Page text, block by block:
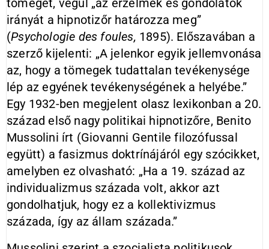
tömeget, végül „az érzelmek és gondolatok
irányát a hipnotizőr határozza meg”
(Psychologie des foules, 1895). Előszavában a
szerző kijelenti: „A jelenkor egyik jellemvonása
az, hogy a tömegek tudattalan tevékenysége
lép az egyének tevékenységének a helyébe.”
Egy 1932-ben megjelent olasz lexikonban a 20.
század első nagy politikai hipnotizőre, Benito
Mussolini írt (Giovanni Gentile filozófussal
együtt) a fasizmus doktrínájáról egy szócikket,
amelyben ez olvasható: „Ha a 19. század az
individualizmus százada volt, akkor azt
gondolhatjuk, hogy ez a kollektivizmus
százada, így az állam százada.”